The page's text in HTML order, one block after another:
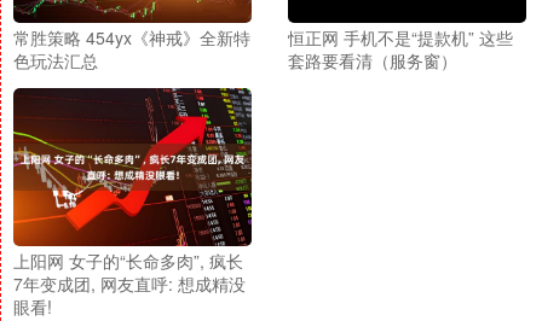
常胜策略 454yx《神戒》全新特
色玩法汇总
恒正网 手机不是“提款机” 这些
套路要看清（服务窗）
上阳网 女子的“长命多肉”, 疯长
7年变成团, 网友直呼: 想成精没
眼看!